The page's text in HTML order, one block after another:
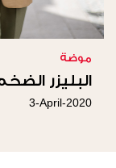
موضة
البليزر
3-April-2020